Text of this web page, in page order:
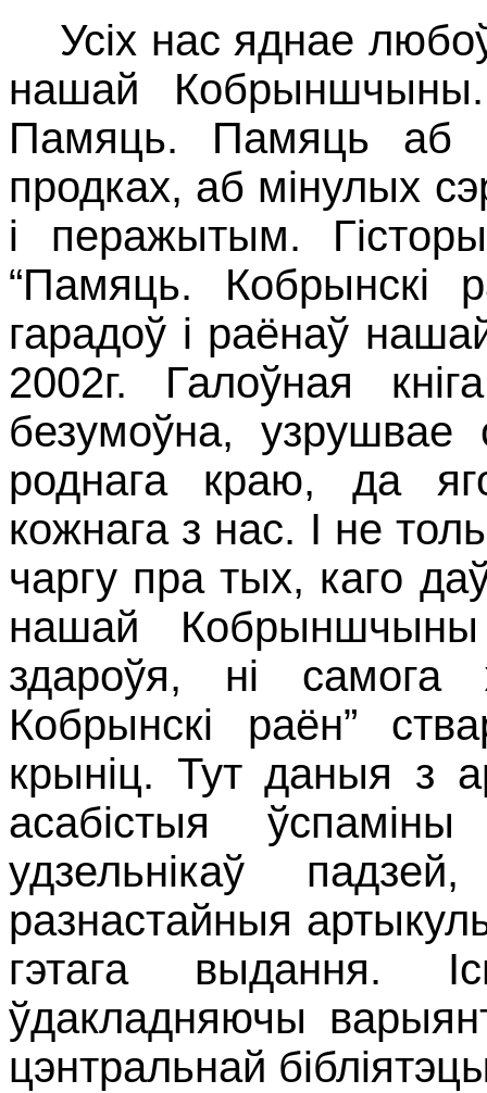
Усіх нас яднае
нашай
Памяць. Памяць аб
продках, аб мінулых
і перажытым.
“Памяць. Кобрынскі
гарадоў і раёнаў
2002г. Галоўная
безумоўна,
роднага краю, да
кожнага з нас. І не
чаргу пра тых, каго
нашай
здароўя, ні самога
Кобрынскі раён”
крыніц. Тут даныя з
асабістыя
удзельнікаў
разнастайныя
гэтага выдання.
ўдакладняючы
цэнтральнай